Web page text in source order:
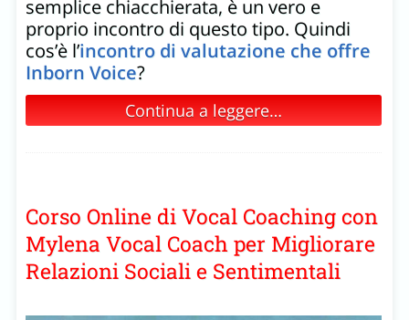
semplice chiacchierata, è un vero e
proprio incontro di questo tipo. Quindi
cos’è l’incontro di valutazione che offre
Inborn Voice?
Continua a leggere…
Corso Online di Vocal Coaching con
Mylena Vocal Coach per Migliorare
Relazioni Sociali e Sentimentali